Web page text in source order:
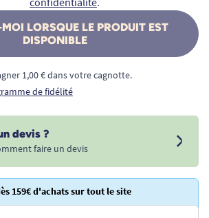
LORSQUE LE PRODUIT EST
DISPONIBLE
1,00 € dans votre cagnotte.
de fidélité
devis ?
faire un devis
159€ d'achats sur tout le site